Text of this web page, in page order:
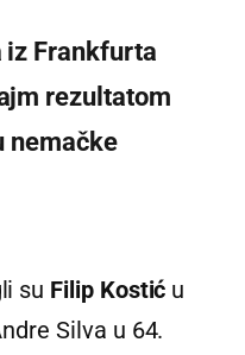
iz Frankfurta
rezultatom
nemačke
su Filip Kostić u
Silva u 64.